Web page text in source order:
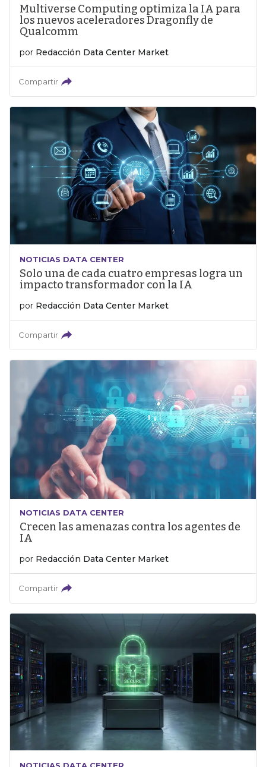
Multiverse Computing optimiza la IA para
los nuevos aceleradores Dragonfly de
Qualcomm
por Redacción Data Center Market
Compartir
NOTICIAS DATA CENTER
Solo una de cada cuatro empresas logra un
impacto transformador con la IA
por Redacción Data Center Market
Compartir
NOTICIAS DATA CENTER
Crecen las amenazas contra los agentes de
IA
por Redacción Data Center Market
Compartir